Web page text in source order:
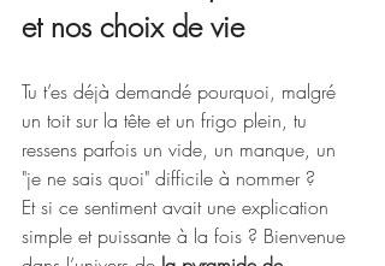
et nos choix de vie
Tu t’es déjà demandé pourquoi, malgré
un toit sur la tête et un frigo plein, tu
ressens parfois un vide, un manque, un
"je ne sais quoi" difficile à nommer ?
Et si ce sentiment avait une explication
simple et puissante à la fois ? Bienvenue